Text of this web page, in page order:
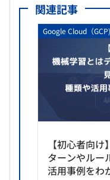
関連記事
Google Cloud（GCP)
【初心者向
ターンやルー
活用事例をわ